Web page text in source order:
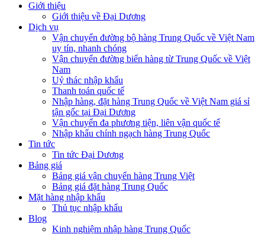
Giới thiệu
Giới thiệu về Đại Dương
Dịch vụ
Vận chuyển đường bộ hàng Trung Quốc về Việt Nam
uy tín, nhanh chóng
Vận chuyển đường biển hàng từ Trung Quốc về Việt
Nam
Uỷ thác nhập khẩu
Thanh toán quốc tế
Nhập hàng, đặt hàng Trung Quốc về Việt Nam giá sỉ
tận gốc tại Đại Dương
Vận chuyển đa phương tiện, liên vận quốc tế
Nhập khẩu chính ngạch hàng Trung Quốc
Tin tức
Tin tức Đại Dương
Bảng giá
Bảng giá vận chuyển hàng Trung Việt
Bảng giá đặt hàng Trung Quốc
Mặt hàng nhập khẩu
Thủ tục nhập khẩu
Blog
Kinh nghiệm nhập hàng Trung Quốc